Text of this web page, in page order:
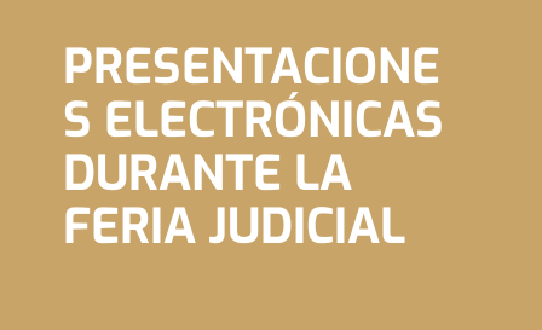
PRESENTACIONE
S ELECTRÓNICAS
DURANTE LA
FERIA JUDICIAL